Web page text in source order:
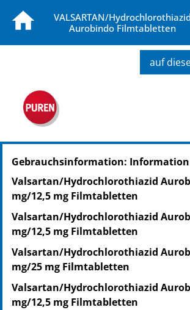
VALSARTAN/Hydrochlorothiazid
Aurobindo Filmtabletten
auf
PZN: 18428945
PPN: 111842894552
NTIN: 04150184289459
PZN: 18428951
NTIN: 04150184289510
PZN: 18428968
PPN: 111842896808
NTIN: 04150184289688
Gebrauchsinformation:
Valsartan/Hydrochlorothiazid
mg/12,5 mg Filmtabletten
Valsartan/Hydrochlorothiazid
mg/12,5 mg Filmtabletten
Valsartan/Hydrochlorothiazid
mg/25 mg Filmtabletten
Valsartan/Hydrochlorothiazid
mg/12,5 mg Filmtabletten